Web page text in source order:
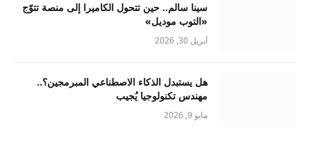
سينا سالم.. حين تتحول الكاميرا إلى منصة تتوّج
«التوب موديل»
أبريل 30, 2026
هل يستبدل الذكاء الاصطناعي المبرمجين؟..
مهندس تكنولوجيا يُجيب
مايو 9, 2026